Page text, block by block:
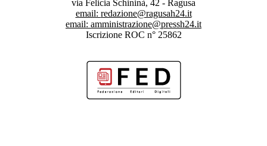
via Felicia Schininà, 42 - Ragusa
email: redazione@ragusah24.it
email: amministrazione@pressh24.it
Iscrizione ROC n° 25862